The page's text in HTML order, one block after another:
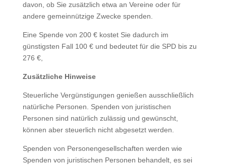
davon, ob Sie zusätzlich etwa an Vereine oder für
andere gemeinnützige Zwecke spenden.
Eine Spende von 200 € kostet Sie dadurch im
günstigsten Fall 100 € und bedeutet für die SPD bis zu
276 €,
Zusätzliche Hinweise
Steuerliche Vergünstigungen genießen ausschließlich
natürliche Personen. Spenden von juristischen
Personen sind natürlich zulässig und gewünscht,
können aber steuerlich nicht abgesetzt werden.
Spenden von Personengesellschaften werden wie
Spenden von juristischen Personen behandelt, es sei